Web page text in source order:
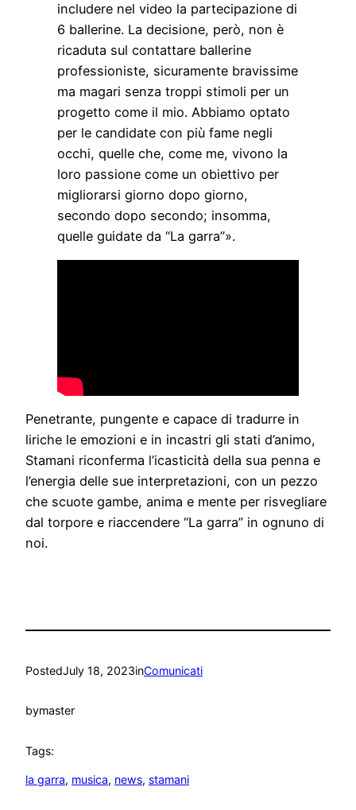
includere nel video la partecipazione di
6 ballerine. La decisione, però, non è
ricaduta sul contattare ballerine
professioniste, sicuramente bravissime
ma magari senza troppi stimoli per un
progetto come il mio. Abbiamo optato
per le candidate con più fame negli
occhi, quelle che, come me, vivono la
loro passione come un obiettivo per
migliorarsi giorno dopo giorno,
secondo dopo secondo; insomma,
quelle guidate da “La garra”».
Penetrante, pungente e capace di tradurre in
liriche le emozioni e in incastri gli stati d’animo,
Stamani riconferma l’icasticità della sua penna e
l’energia delle sue interpretazioni, con un pezzo
che scuote gambe, anima e mente per risvegliare
dal torpore e riaccendere “La garra” in ognuno di
noi.
PostedJuly 18, 2023inComunicati
bymaster
Tags:
la garra, musica, news, stamani